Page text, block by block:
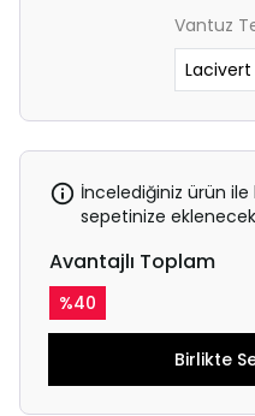
Vantuz
İncelediğiniz ürün
sepetinize
Avantajlı Toplam
%40
Birlikte